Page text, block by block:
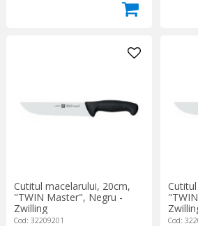
Cutitul macelarului, 20cm,
"TWIN Master", Negru -
Zwilling
Cod: 32209201 Cod: